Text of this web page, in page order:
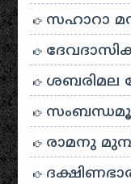
സഹാറാ
ശബരിമല
രാമനു